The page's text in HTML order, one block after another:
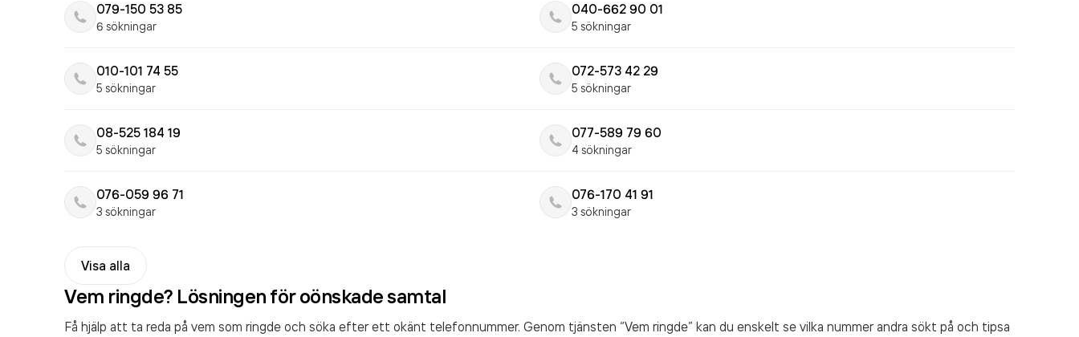
079-150 53 85
6 sökningar
040-662 90 01
5 sökningar
010-101 74 55
5 sökningar
072-573 42 29
5 sökningar
08-525 184 19
5 sökningar
077-589 79 60
4 sökningar
076-059 96 71
3 sökningar
076-170 41 91
3 sökningar
Visa alla
Vem ringde? Lösningen för oönskade samtal
Få hjälp att ta reda på vem som ringde och söka efter ett okänt telefonnummer. Genom tjänsten “Vem ringde” kan du enskelt se vilka nummer andra sökt på och tipsa